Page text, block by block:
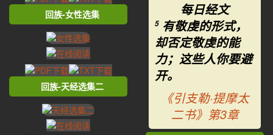
回族-女性选集
回族-天经选集二
每日经文
5 有敬虔的形式，
却否定敬虔的能
力；这些人你要避
开。
《引支勒·提摩太
二书》第3章